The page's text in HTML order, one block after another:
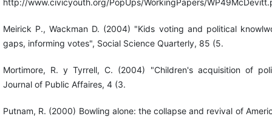
Meirick P., Wackman D. (2004) "Kids voting and political
gaps, informing votes", Social Science Quarterly, 85 (5.
Mortimore, R. y Tyrrell, C. (2004) "Children's acquisition of
Journal of Public Affaires, 4 (3.
Putnam, R. (2000) Bowling alone: the collapse and revival of